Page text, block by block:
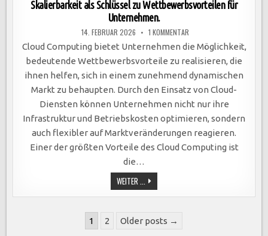
Skalierbarkeit als Schlüssel zu Wettbewerbsvorteilen für
Unternehmen.
14. FEBRUAR 2026 1 KOMMENTARZU
CLOUD
COMPUTING:
FLEXIBILITÄT,
KOSTENEFFIZIENZ
UND
SKALIERBARKEIT
ALS
SCHLÜSSEL
ZU
WETTBEWERBSVORTEILEN
FÜR
UNTERNEHMEN.
Cloud Computing bietet Unternehmen die Möglichkeit,
bedeutende Wettbewerbsvorteile zu realisieren, die
ihnen helfen, sich in einem zunehmend dynamischen
Markt zu behaupten. Durch den Einsatz von Cloud-
Diensten können Unternehmen nicht nur ihre
Infrastruktur und Betriebskosten optimieren, sondern
auch flexibler auf Marktveränderungen reagieren.
Einer der größten Vorteile des Cloud Computing ist
die…
WEITER ... CLOUD
COMPUTING:
FLEXIBILITÄT,
SKALIERBARKEIT
ALS
Seitennummerierung
1 2 Older posts →